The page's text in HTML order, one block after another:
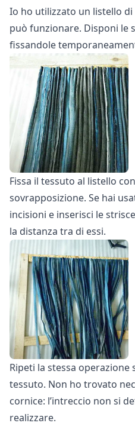
Io ho utilizzato un listello
può funzionare. Disponi le
fissandole
Fissa il tessuto al listello
sovrapposizione. Se hai
incisioni e inserisci le
la distanza tra di essi.
Ripeti la stessa
tessuto. Non ho trovato
cornice: l’intreccio non si
realizzare.